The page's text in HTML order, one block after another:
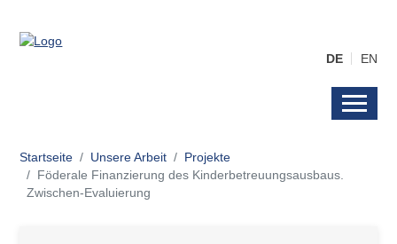
DE EN
Startseite Unsere Arbeit
Projekte
Föderale Finanzierung des Kinderbetreuungsausbaus.
Zwischen-Evaluierung